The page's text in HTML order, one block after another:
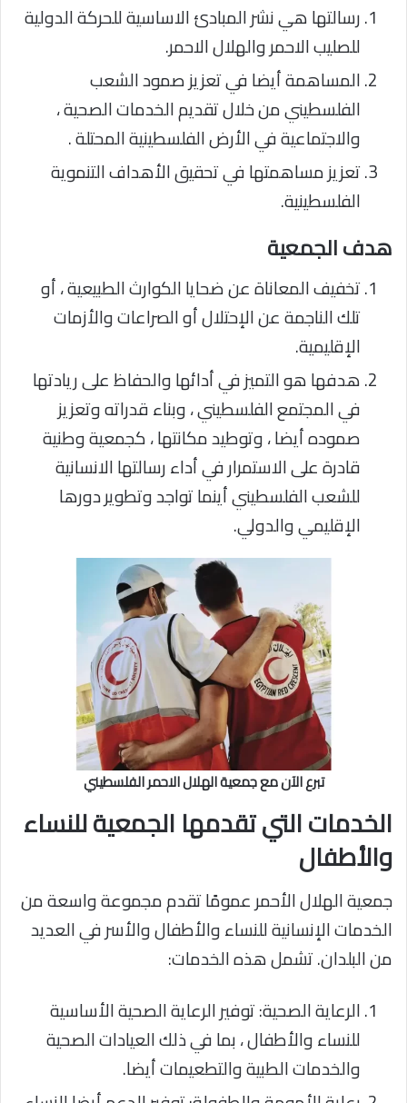
رسالتها هي نشر المبادئ الاساسية للحركة الدولية
للصليب الاحمر والهلال الاحمر.
المساهمة أيضا في تعزيز صمود الشعب
الفلسطيني من خلال تقديم الخدمات الصحية ،
والاجتماعية في الأرض الفلسطينية المحتلة .
تعزيز مساهمتها في تحقيق الأهداف التنموية
الفلسطينية.
هدف الجمعية
تخفيف المعاناة عن ضحايا الكوارث الطبيعية ، أو
تلك الناجمة عن الإحتلال أو الصراعات والأزمات
الإقليمية.
هدفها هو التميز في أدائها والحفاظ على ريادتها
في المجتمع الفلسطيني ، وبناء قدراته وتعزيز
صموده أيضا ، وتوطيد مكانتها ، كجمعية وطنية
قادرة على الاستمرار في أداء رسالتها الانسانية
للشعب الفلسطيني أينما تواجد وتطوير دورها
الإقليمي والدولي.
تبرع الآن مع جمعية الهلال الاحمر الفلسطيني
الخدمات التي تقدمها الجمعية للنساء
والأطفال
جمعية الهلال الأحمر عمومًا تقدم مجموعة واسعة من
الخدمات الإنسانية للنساء والأطفال والأسر في العديد
من البلدان. تشمل هذه الخدمات:
الرعاية الصحية: توفير الرعاية الصحية الأساسية
للنساء والأطفال ، بما في ذلك العيادات الصحية
والخدمات الطبية والتطعيمات أيضا.